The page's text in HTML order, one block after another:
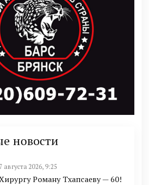
новости
7 августа 2026, 9:25
Роману Тхапсаеву — 60!